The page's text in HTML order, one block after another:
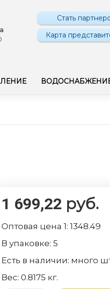
Стать
Карта
1 699,22 руб.
Оптовая цена 1: 1348.49
В упаковке: 5
Есть в наличии: много
Вес: 0.8175 кг.